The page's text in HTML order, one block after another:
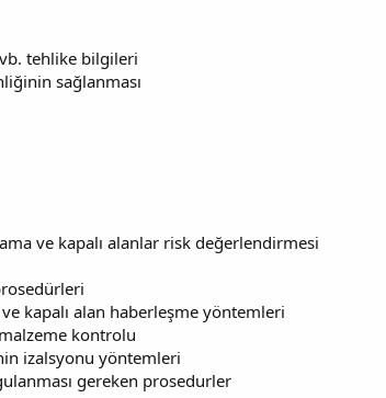
tehlike bilgileri
sağlanması
ve kapalı alanlar risk değerlendirmesi
kapalı alan haberleşme yöntemleri
kontrolu
izalsyonu yöntemleri
gereken prosedurler